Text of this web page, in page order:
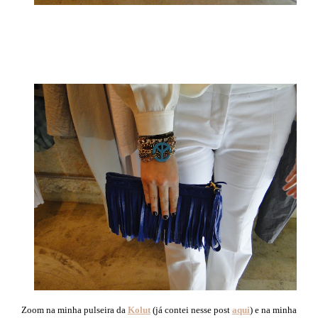
Zoom na minha pulseira da Kolut (já contei nesse post aqui) e na minha